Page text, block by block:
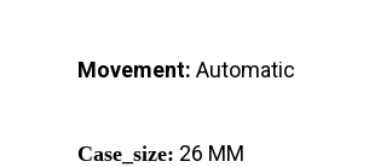
Movement: Automatic
Case_size: 26 MM